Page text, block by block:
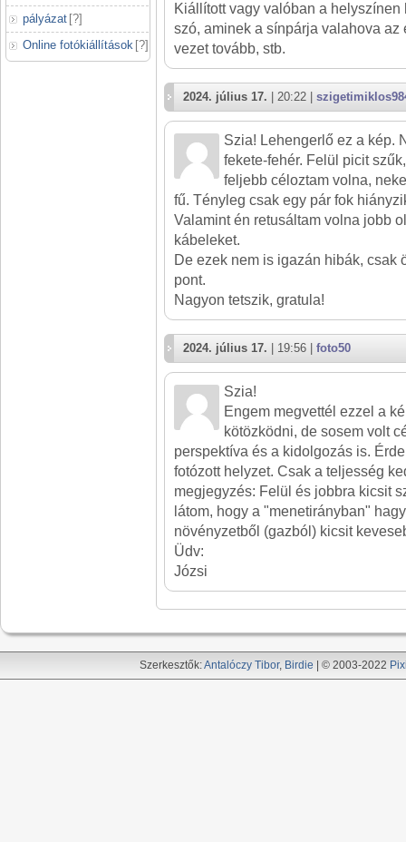
pályázat [?]
Online fotókiállítások [?]
Kiállított vagy valóban a helyszínen
szó, aminek a sínpárja valahova az
vezet tovább, stb.
2024. július 17. | 20:22 |
Szia! Lehengerlő ez a kép.
fekete-fehér. Felül picit
feljebb céloztam volna,
fű. Tényleg csak egy pár fok
Valamint én retusáltam volna jobb
kábeleket.
De ezek nem is igazán hibák, csak
pont.
Nagyon tetszik, gratula!
2024. július 17. | 19:56 | foto50
Szia!
Engem megvettél ezzel a
kötözködni, de sosem volt
perspektíva és a kidolgozás is.
fotózott helyzet. Csak a teljesség
megjegyzés: Felül és jobbra kicsit
látom, hogy a "menetirányban"
növényzetből (gazból) kicsit
Üdv:
Józsi
Szerkesztők:Antalóczy Tibor, Birdie | © 2003-2022